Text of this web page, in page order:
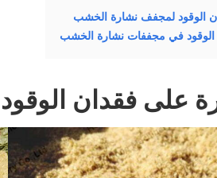
الوقود لمجفف نشارة الخشب
الوقود في مجففات نشارة الخشب
على فقدان